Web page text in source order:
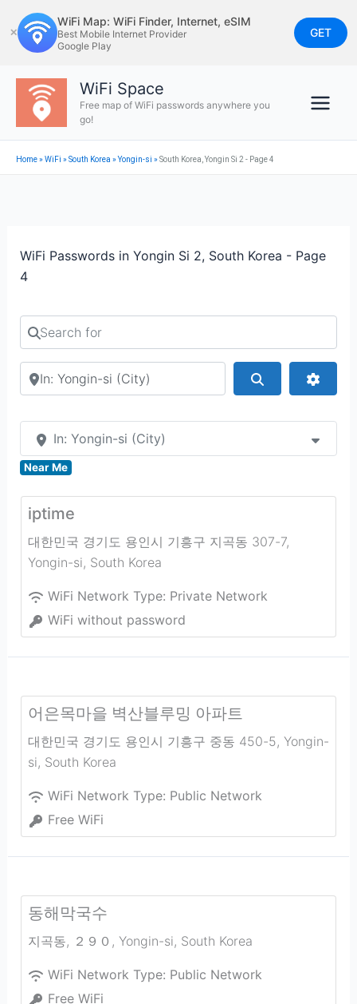
to
content
✕
WiFi Map: WiFi Finder, Internet, eSIM
Best Mobile Internet Provider
Google Play
GET
WiFi Space
Free map of WiFi passwords anywhere you
go!
Home»WiFi »South Korea »Yongin-si »South Korea, Yongin Si 2 - Page 4
WiFi Passwords in Yongin Si 2, South Korea - Page
4
Search for
Search by city or country
In: Yongin-si (City)
Near Me
iptime
대한민국 경기도 용인시 기흥구 지곡동 307-7,
Yongin-si, South Korea
WiFi Network Type: Private Network
WiFi without password
어은목마을 벽산블루밍 아파트
대한민국 경기도 용인시 기흥구 중동 450-5, Yongin-
si, South Korea
WiFi Network Type: Public Network
Free WiFi
동해막국수
지곡동, ２９０ , Yongin-si, South Korea
WiFi Network Type: Public Network
Free WiFi